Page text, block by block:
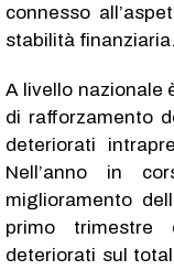
connesso
stabilità finanziaria.
A livello nazionale
di rafforzamento
deteriorati
Nell’anno in
miglioramento
primo trimestre
deteriorati sul